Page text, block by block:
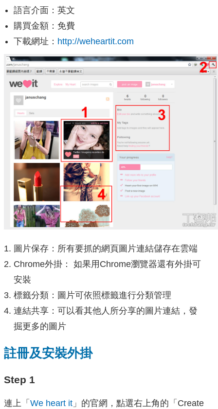
語言介面：英文
購買金額：免費
下載網址： http://weheartit.com
圖片保存：所有要抓的網頁圖片連結儲存在雲端
Chrome外掛： 如果用Chrome瀏覽器還有外掛可
安裝
標籤分類：圖片可依照標籤進行分類管理
連結共享：可以看其他人所分享的圖片連結，發
掘更多的圖片
註冊及安裝外掛
Step 1
連上「 We heart it 」的官網，點選右上角的「Create